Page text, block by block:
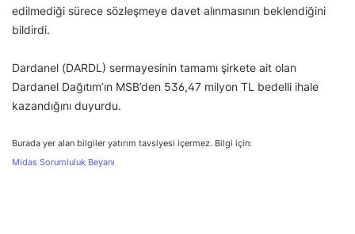
edilmediği sürece sözleşmeye davet alınmasının beklendiğini
bildirdi.
Dardanel (DARDL) sermayesinin tamamı şirkete ait olan
Dardanel Dağıtım’ın MSB’den 536,47 milyon TL bedelli ihale
kazandığını duyurdu.
Burada yer alan bilgiler yatırım tavsiyesi içermez. Bilgi için:
Midas Sorumluluk Beyanı